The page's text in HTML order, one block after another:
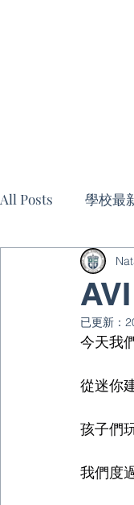
All Posts 學校最
冬/夏令營
特別優惠與折
已更新：
今天我
從迷你
孩子們
我們度